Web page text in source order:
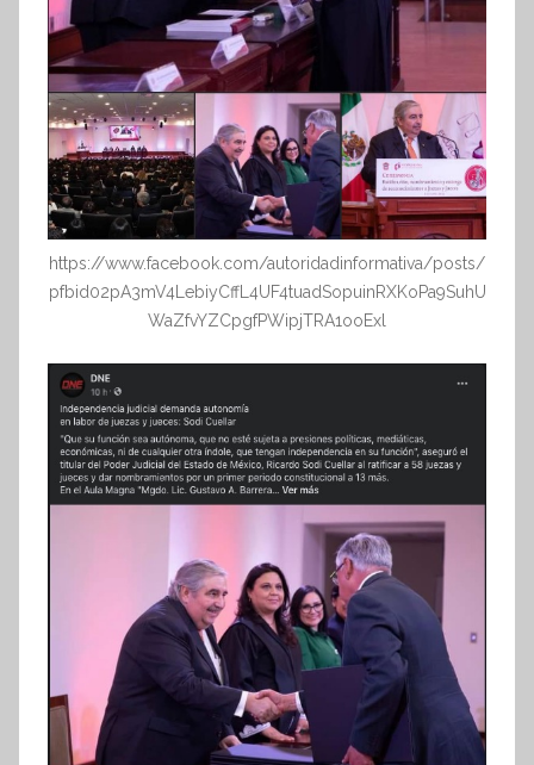
https://www.facebook.com/autoridadinformativa/posts/
pfbid02pA3mV4LebiyCffL4UF4tuadSopuinRXKoPa9SuhU
WaZfvYZCpgfPWipjTRA1ooExl